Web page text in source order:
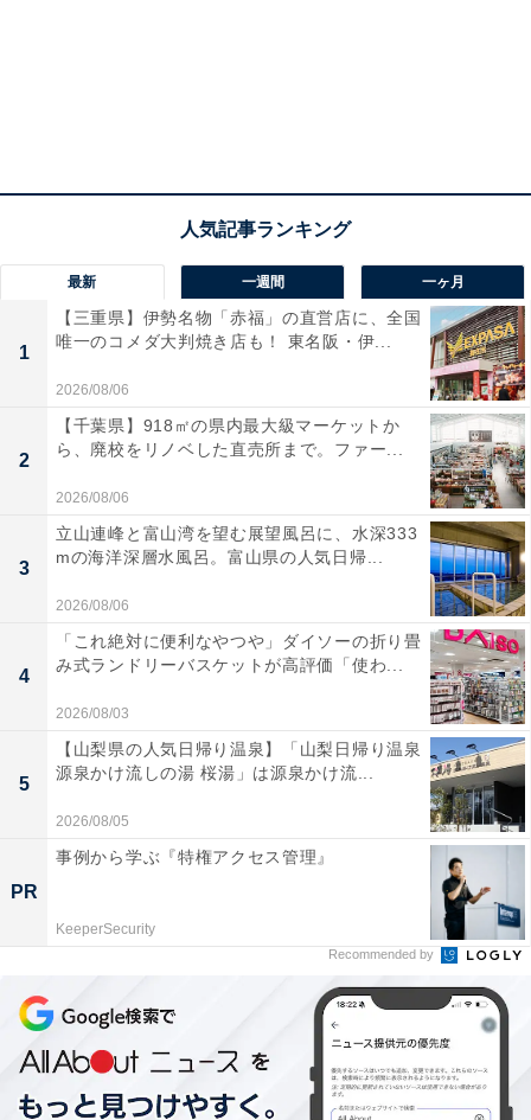
物腰が柔らかく安心感があるため、撮影時の緊張をほぐ
して自然な笑顔を引き出してくれそうだと高い評価を獲
得しました。鋭い観察眼と空気に溶け込む透明感が、被
写体の魅力を最大限に引き出すカメラマンのイメージと
あわせて読みたい
20～30代花嫁が選ぶ「理想の義母になってほ
しい芸能人」ランキング！ 2位は「石田ゆり
All About ニュース編集
部
「All About ニュース」は、ネットの話題から世の中の動きまで、暮
らしの中にあふれる「なぜ？」「どうして？」を分かりやすく伝え
るAll About発のニュースメディアです。お金や仕事、恋愛、ITに関
する疑問に対して専門家が分かりやすく回答するほか、エンタメ情
報やSNSで話題のトピックスを紹介しています。
...続きを読む
次ページ 全ランキング結果を見る
最新 一週間 一ヶ月
1
【三重県】伊勢名物「赤福」の直営店に、全国
唯一のコメダ大判焼き店も！ 東名阪・伊...
2026/08/06
2
【千葉県】918㎡の県内最大級マーケットか
ら、廃校をリノベした直売所まで。ファー...
2026/08/06
3
立山連峰と富山湾を望む展望風呂に、水深333
mの海洋深層水風呂。富山県の人気日帰...
2026/08/06
4
「これ絶対に便利なやつや」ダイソーの折り畳
み式ランドリーバスケットが高評価「使わ...
2026/08/03
5
【山梨県の人気日帰り温泉】「山梨日帰り温泉
源泉かけ流しの湯 桜湯」は源泉かけ流...
2026/08/05
PR
事例から学ぶ『特権アクセス管理』
KeeperSecurity
Recommended by